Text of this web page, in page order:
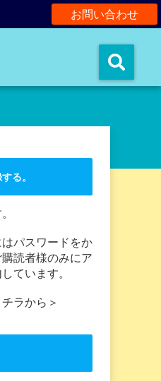
お問い合わせ
る。
パスワードをか
読者様のみにア
ています。
ラから＞